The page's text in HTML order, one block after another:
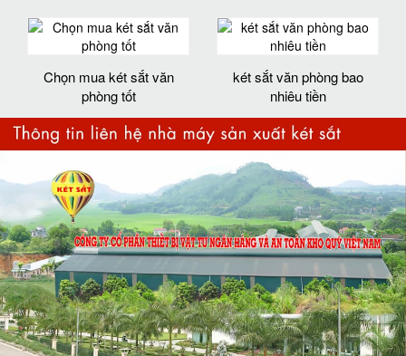
Chọn mua két sắt văn
phòng tốt
két sắt văn phòng bao
nhiêu tiền